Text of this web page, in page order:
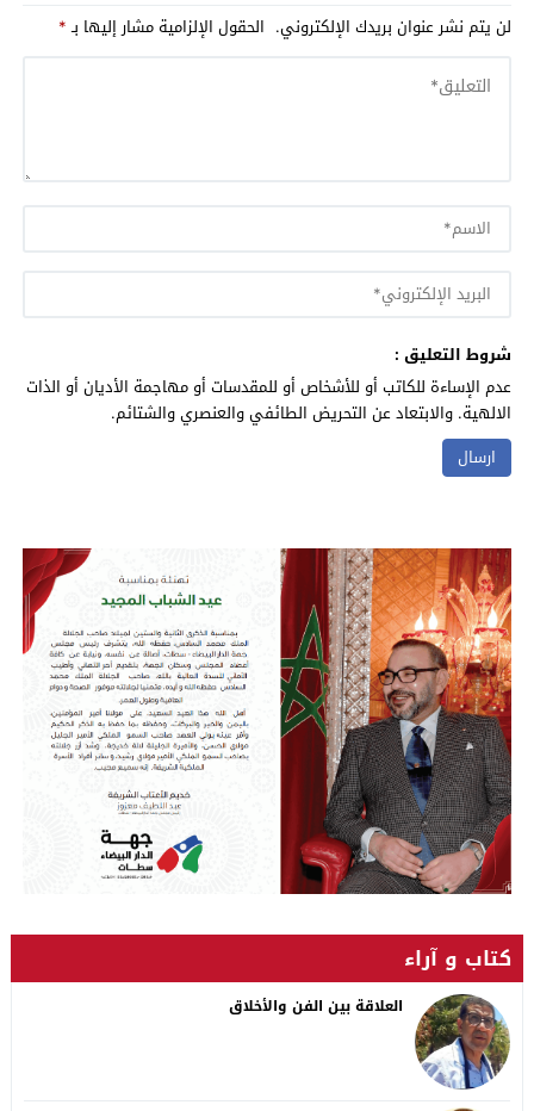
لن يتم نشر عنوان بريدك الإلكتروني. الحقول الإلزامية مشار إليها بـ*
شروط التعليق :
عدم الإساءة للكاتب أو للأشخاص أو للمقدسات أو مهاجمة الأديان أو الذات
الالهية. والابتعاد عن التحريض الطائفي والعنصري والشتائم.
كتاب و آراء
العلاقة بين الفن والأخلاق